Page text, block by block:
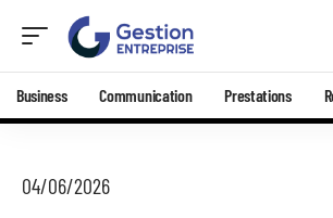
Business Communication Prestations
04/06/2026